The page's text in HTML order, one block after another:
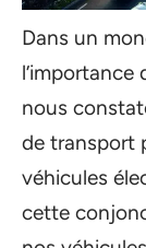
Dans un
l’importance
nous
de transport
véhicules
cette